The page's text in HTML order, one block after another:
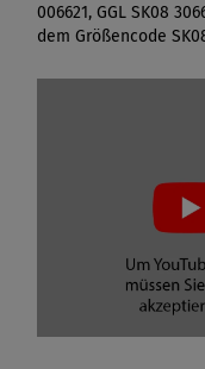
006621, GGL SK08
dem Größencode